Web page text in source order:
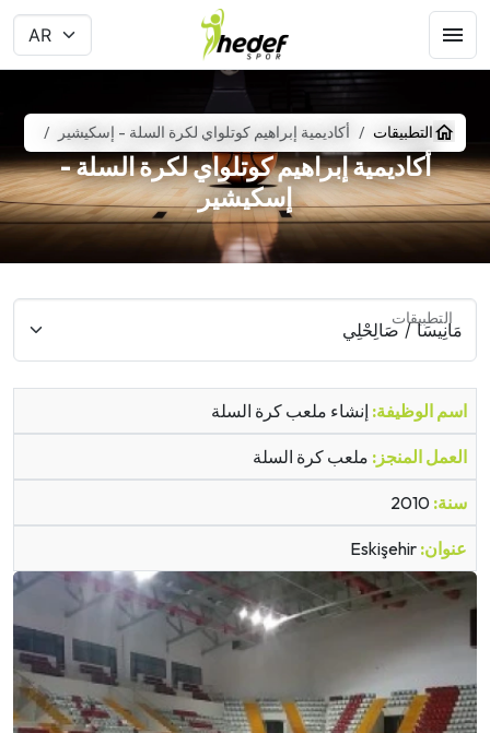
التطبيقات أكاديمية إبراهيم كوتلواي لكرة السلة - إسكيشير
أكاديمية إبراهيم كوتلواي لكرة السلة -
إسكيشير
التطبيقات
اسم الوظيفة: إنشاء ملعب كرة السلة
العمل المنجز: ملعب كرة السلة
سنة:
عنوان: